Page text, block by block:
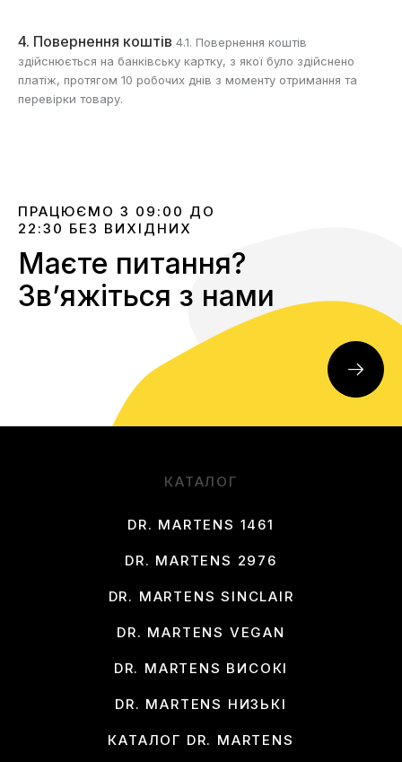
4. Повернення коштів 4.1. Повернення коштів
здійснюється на банківську картку, з якої було здійснено
платіж, протягом 10 робочих днів з моменту отримання та
перевірки товару.
ПРАЦЮЄМО З 09:00 ДО
22:30 БЕЗ ВИХІДНИХ
Маєте питання?
Звʼяжіться з нами
КАТАЛОГ
DR. MARTENS 1461
DR. MARTENS 2976
DR. MARTENS SINCLAIR
DR. MARTENS VEGAN
DR. MARTENS ВИСОКІ
DR. MARTENS НИЗЬКІ
КАТАЛОГ DR. MARTENS